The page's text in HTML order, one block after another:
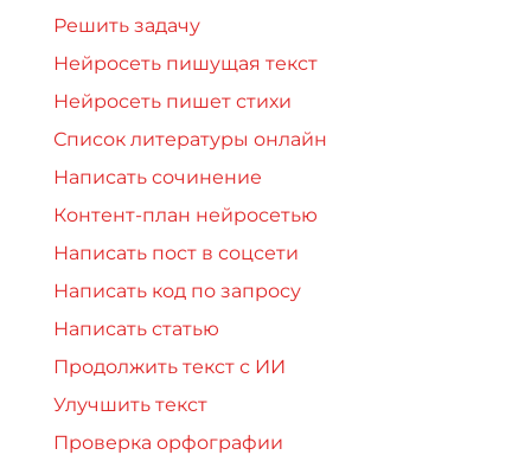
Решить задачу
Нейросеть пишущая текст
Нейросеть пишет стихи
Список литературы онлайн
Написать сочинение
Контент-план нейросетью
Написать пост в соцсети
Написать код по запросу
Написать статью
Продолжить текст с ИИ
Улучшить текст
Проверка орфографии